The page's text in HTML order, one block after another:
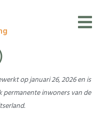
op januari 26, 2026 en is
inwoners van de